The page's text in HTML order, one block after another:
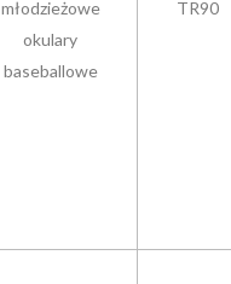
młodzieżowe
okulary
baseballowe
TR90